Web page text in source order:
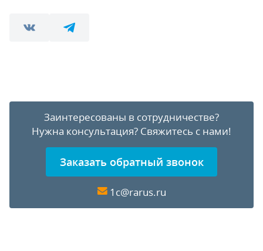
Заинтересованы в сотрудничестве?
Нужна консультация? Свяжитесь с нами!
Заказать обратный звонок
1c@rarus.ru